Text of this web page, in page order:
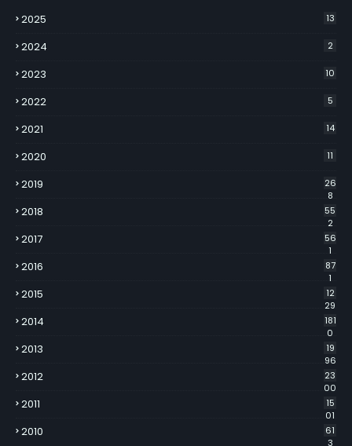
2025 13
2024 2
2023 10
2022 5
2021 14
2020 11
2019
26
8
2018
55
2
2017
56
1
2016
87
1
2015
12
29
2014
181
0
2013
19
96
2012
23
00
2011
15
01
2010
61
3